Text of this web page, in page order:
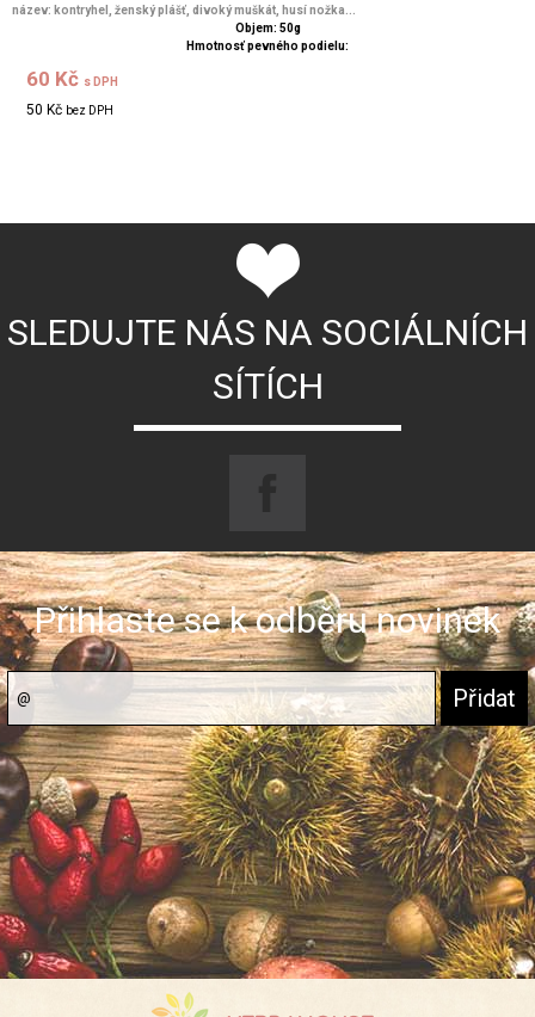
název: kontryhel, ženský plášť, divoký muškát, husí nožka...
Objem: 50g
Hmotnosť pevného podielu:
60 Kč s DPH
50 Kč bez DPH
SLEDUJTE NÁS NA SOCIÁLNÍCH
SÍTÍCH
Přihlaste se k odběru novinek